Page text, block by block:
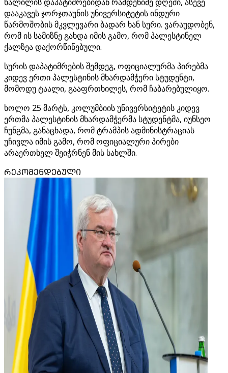
დააკავეს ჯორჯთაუნის უნივერსიტეტის ინდური
წარმოშობის მკვლევარი ბადარ ხან სური. ვარაუდობენ,
რომ ის სამიზნე გახდა იმის გამო, რომ პალესტინელ
ქალზეა დაქორწინებული.
სურის დაპატიმრების შემდეგ, ოფიციალურმა პირებმა
კიდევ ერთი პალესტინის მხარდამჭერი სტუდენტი,
მომოდუ ტაალი, გააფრთხილეს, რომ ჩაბარებულიყო.
ხოლო 25 მარტს, კოლუმბიის უნივერსიტეტის კიდევ
ერთმა პალესტინის მხარდამჭერმა სტუდენტმა, იუნსეო
ჩუნგმა, განაცხადა, რომ ტრამპის ადმინისტრაციას
უჩივლა იმის გამო, რომ ოფიციალური პირები
არაერთხელ შეიჭრნენ მის სახლში.
ᲠᲔᲙᲝᲛᲔᲜᲓᲔᲑᲣᲚᲘ